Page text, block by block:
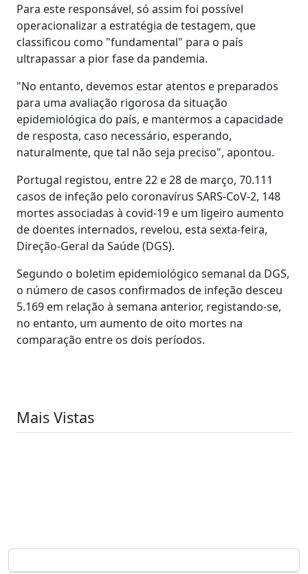
Para este responsável, só assim foi possível
operacionalizar a estratégia de testagem, que
classificou como "fundamental" para o país
ultrapassar a pior fase da pandemia.
"No entanto, devemos estar atentos e preparados
para uma avaliação rigorosa da situação
epidemiológica do país, e mantermos a capacidade
de resposta, caso necessário, esperando,
naturalmente, que tal não seja preciso", apontou.
Portugal registou, entre 22 e 28 de março, 70.111
casos de infeção pelo coronavírus SARS-CoV-2, 148
mortes associadas à covid-19 e um ligeiro aumento
de doentes internados, revelou, esta sexta-feira,
Direção-Geral da Saúde (DGS).
Segundo o boletim epidemiológico semanal da DGS,
o número de casos confirmados de infeção desceu
5.169 em relação à semana anterior, registando-se,
no entanto, um aumento de oito mortes na
comparação entre os dois períodos.
Mais Vistas